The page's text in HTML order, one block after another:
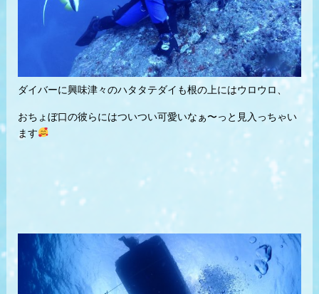
ダイバーに興味津々のハタタテダイも根の上にはウロウロ、
おちょぼ口の彼らにはついつい可愛いなぁ〜っと見入っちゃい
ます